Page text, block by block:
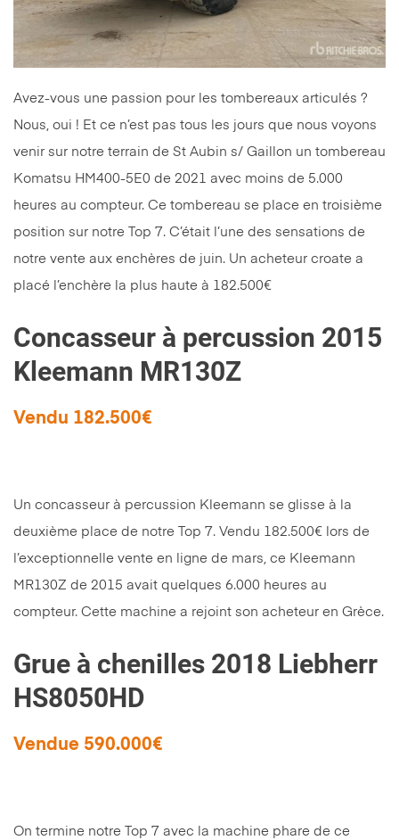
Avez-vous une passion pour les tombereaux articulés ?
Nous, oui ! Et ce n’est pas tous les jours que nous voyons
venir sur notre terrain de St Aubin s/ Gaillon un tombereau
Komatsu HM400-5E0 de 2021 avec moins de 5.000
heures au compteur. Ce tombereau se place en troisième
position sur notre Top 7. C’était l’une des sensations de
notre vente aux enchères de juin. Un acheteur croate a
placé l’enchère la plus haute à 182.500€
Concasseur à percussion 2015
Kleemann MR130Z
Vendu 182.500€
Un concasseur à percussion Kleemann se glisse à la
deuxième place de notre Top 7. Vendu 182.500€ lors de
l’exceptionnelle vente en ligne de mars, ce Kleemann
MR130Z de 2015 avait quelques 6.000 heures au
compteur. Cette machine a rejoint son acheteur en Grèce.
Grue à chenilles 2018 Liebherr
HS8050HD
Vendue 590.000€
On termine notre Top 7 avec la machine phare de ce